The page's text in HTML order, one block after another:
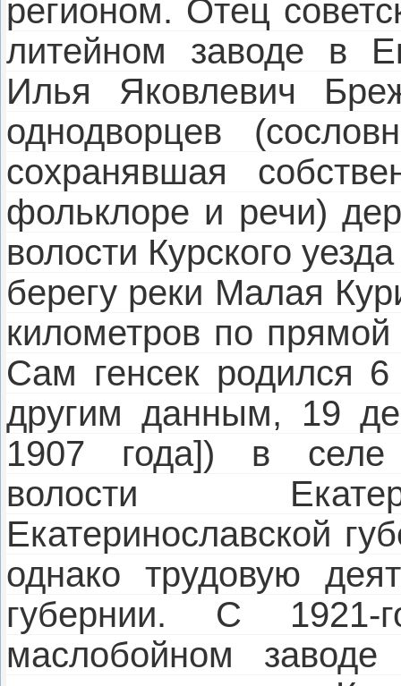
регионом. Отец
литейном заводе в
Илья Яковлевич
однодворцев
сохранявшая
фольклоре и речи)
волости Курского
берегу реки Малая
километров по прямой
Сам генсек родился
другим данным, 19
1907 года]) в селе
волости
Екатеринославской
однако трудовую
губернии. С
маслобойном